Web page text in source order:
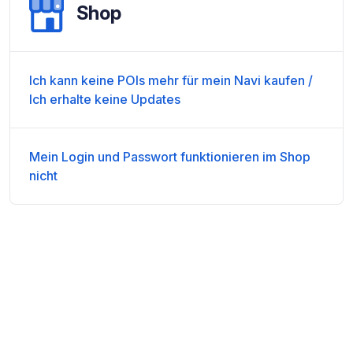
Shop
Ich kann keine POIs mehr für mein Navi kaufen /
Ich erhalte keine Updates
Mein Login und Passwort funktionieren im Shop
nicht